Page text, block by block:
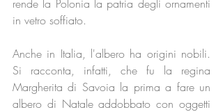
rende la Polonia la patria degli ornamenti
in vetro soffiato.
Anche in Italia, l'albero ha origini nobili.
Si racconta, infatti, che fu la regina
Margherita di Savoia la prima a fare un
albero di Natale addobbato con oggetti